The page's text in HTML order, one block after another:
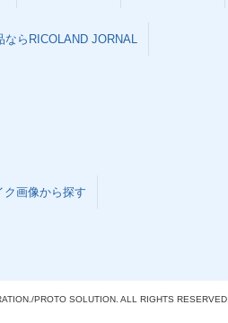
らRICOLAND JORNAL
ク画像から探す
PROTO SOLUTION. ALL RIGHTS RESERVED.